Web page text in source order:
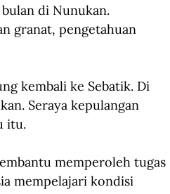
di Nunukan.
granat, pengetahuan
kembali ke Sebatik. Di
Seraya kepulangan
itu.
memperoleh tugas
mempelajari kondisi